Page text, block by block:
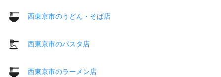
西東京市のうどん・そば店
西東京市のパスタ店
西東京市のラーメン店